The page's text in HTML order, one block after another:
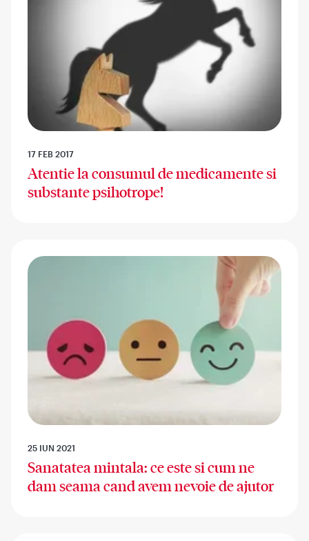
17 FEB 2017
Atentie la consumul de medicamente si
substante psihotrope!
25 IUN 2021
Sanatatea mintala: ce este si cum ne
dam seama cand avem nevoie de ajutor